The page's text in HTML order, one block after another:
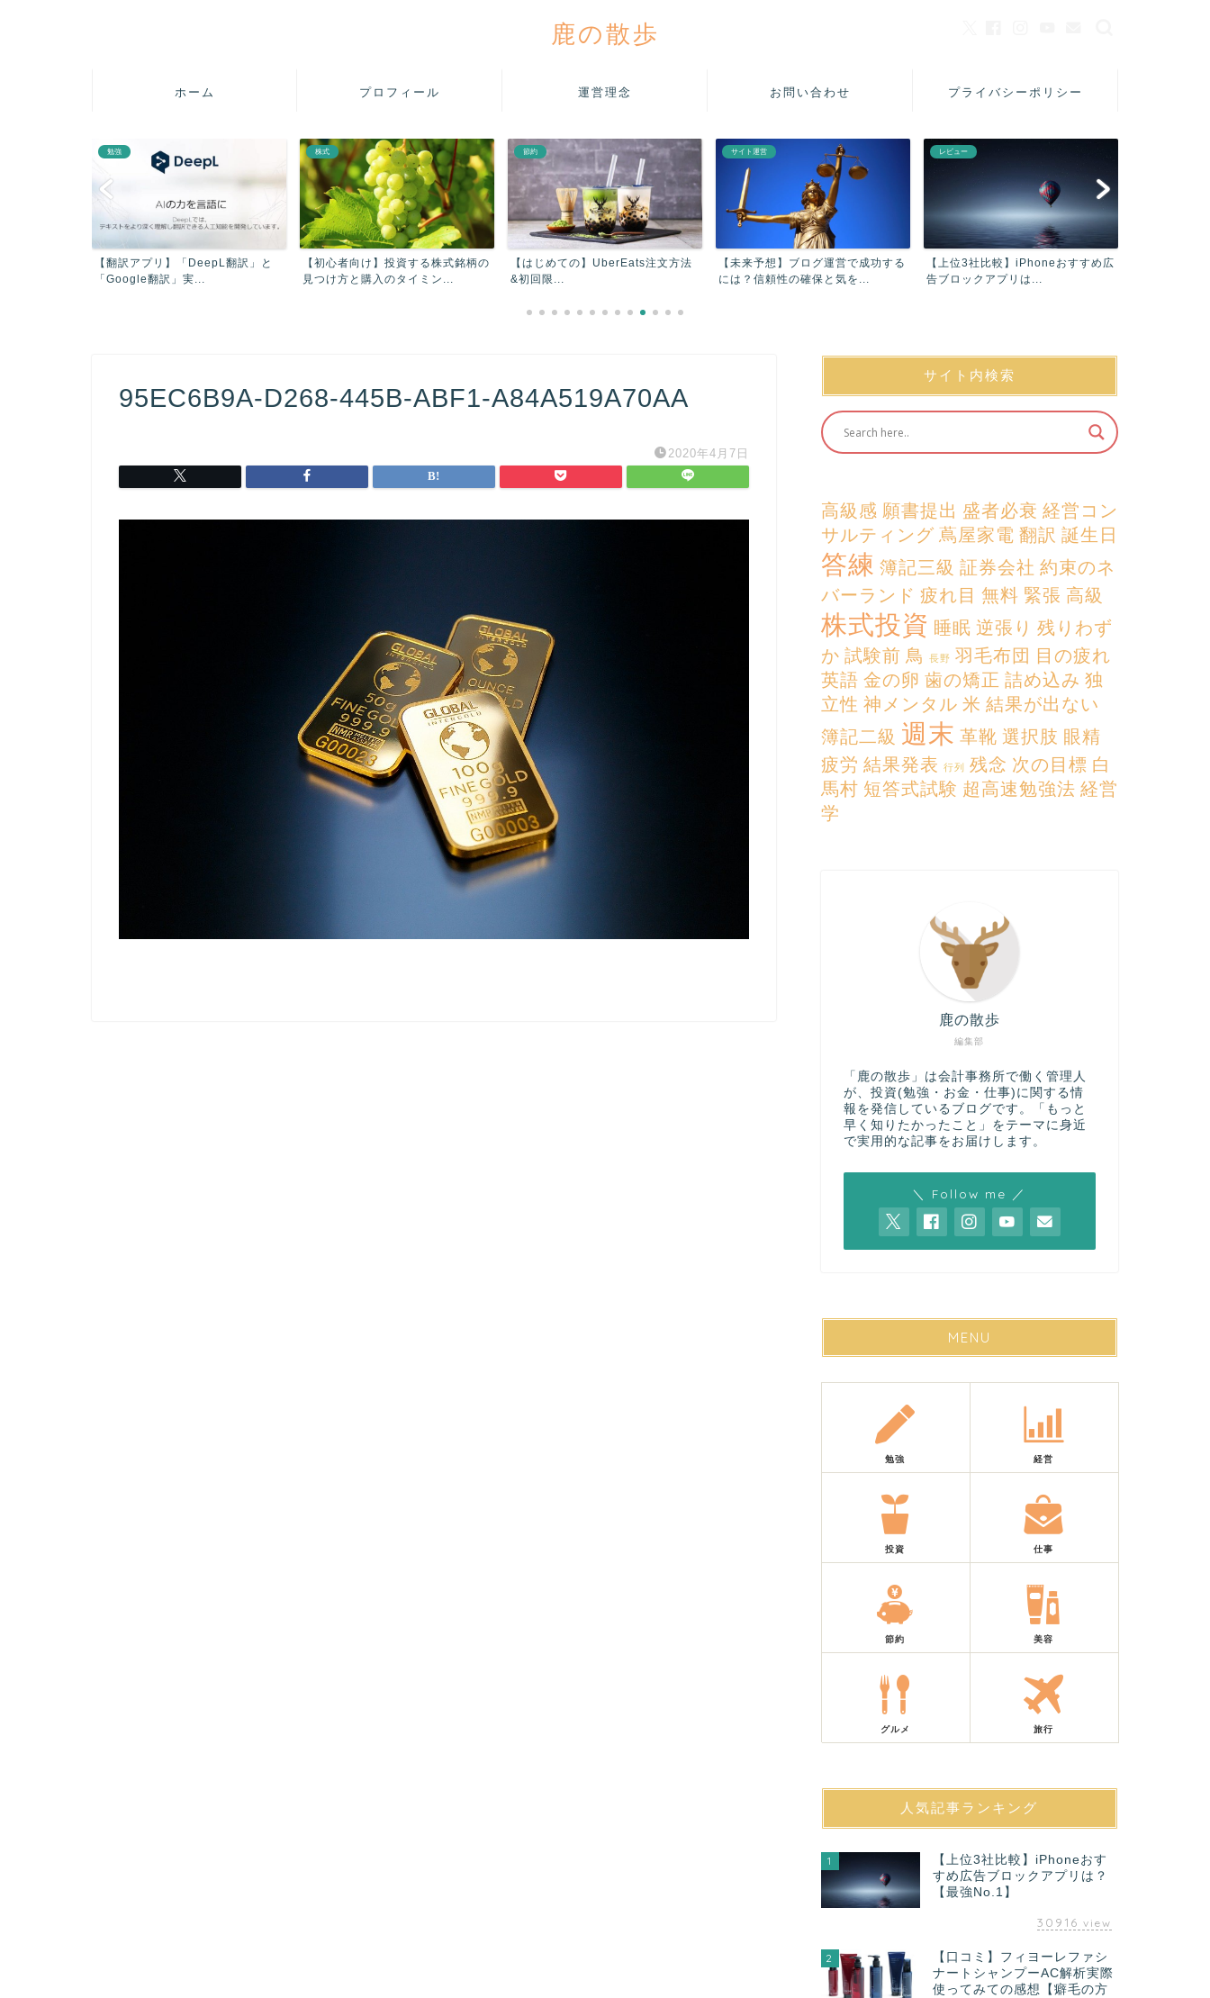
鹿の散歩
ホーム プロフィール 運営理念 お問い合わせ プライバシーポリシー
勉強
【翻訳アプリ】「DeepL翻訳」と
「Google翻訳」実...
株式
【初心者向け】投資する株式銘柄の
見つけ方と購入のタイミン...
節約
【はじめての】UberEats注文方法
&初回限...
サイト運営
【未来予想】ブログ運営で成功する
には？信頼性の確保と気を...
レビュー
【上位3社比較】iPhoneおすすめ広
告ブロックアプリは...
95EC6B9A-D268-445B-ABF1-A84A519A70AA
2020年4月7日
サイト内検索
高級感 願書提出 盛者必衰 経営コン
サルティング 蔦屋家電 翻訳 誕生日
答練 簿記三級 証券会社 約束のネ
バーランド 疲れ目 無料 緊張 高級
株式投資 睡眠 逆張り 残りわず
か 試験前 鳥 長野 羽毛布団 目の疲れ
英語 金の卵 歯の矯正 詰め込み 独
立性 神メンタル 米 結果が出ない
簿記二級 週末 革靴 選択肢 眼精
疲労 結果発表 行列 残念 次の目標 白
馬村 短答式試験 超高速勉強法 経営
学
編集部
鹿の散歩
「鹿の散歩」は会計事務所で働く管理人
が、投資(勉強・お金・仕事)に関する情
報を発信しているブログです。「もっと
早く知りたかったこと」をテーマに身近
で実用的な記事をお届けします。
＼ Follow me ／
MENU
勉強 経営
投資 仕事
節約 美容
グルメ 旅行
人気記事ランキング
1
【上位3社比較】iPhoneおす
すめ広告ブロックアプリは？
【最強No.1】
30916 view
2
【口コミ】フィヨーレファシ
ナートシャンプーAC解析実際
使ってみての感想【癖毛の方